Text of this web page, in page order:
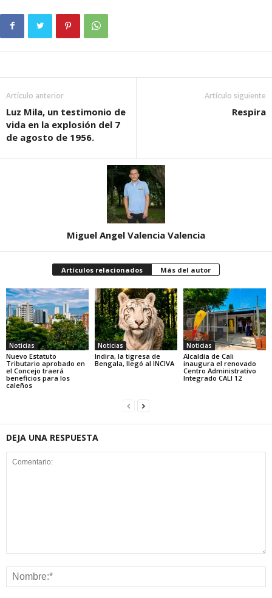
Artículo anterior
Luz Mila, un testimonio de
vida en la explosión del 7
de agosto de 1956.
Artículo siguiente
Respira
Miguel Angel Valencia Valencia
Artículos relacionados Más del autor
Noticias
Nuevo Estatuto
Tributario aprobado en
el Concejo traerá
beneficios para los
caleños
Noticias
Indira, la tigresa de
Bengala, llegó al INCIVA
Noticias
Alcaldía de Cali
inaugura el renovado
Centro Administrativo
Integrado CALI 12
DEJA UNA RESPUESTA